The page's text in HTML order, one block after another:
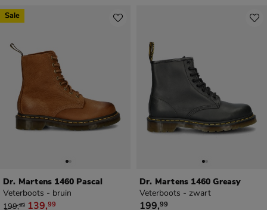
Dr. Martens 1460 Pascal
Veterboots - bruin
van € 199,99 voor € 139,99
199,99 139,99
Sale
Dr. Martens 1460 Greasy
Veterboots - zwart
€ 199,99
199,99